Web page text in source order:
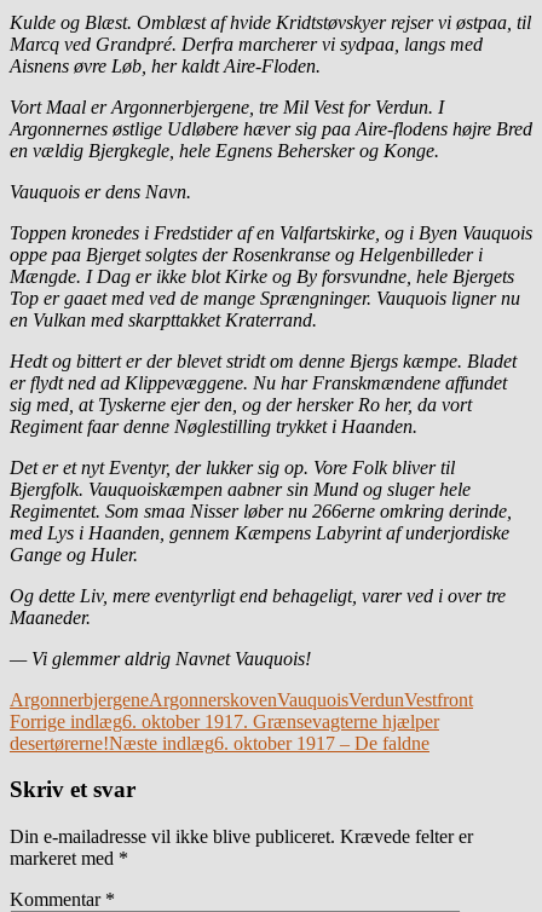
Kulde og Blæst. Omblæst af hvide Kridtstøvskyer rejser vi østpaa, til
Marcq ved Grandpré. Derfra marcherer vi sydpaa, langs med
Aisnens øvre Løb, her kaldt Aire-Floden.
Vort Maal er Argonnerbjergene, tre Mil Vest for Verdun. I
Argonnernes østlige Udløbere hæver sig paa Aire-flodens højre Bred
en vældig Bjergkegle, hele Egnens Behersker og Konge.
Vauquois er dens Navn.
Toppen kronedes i Fredstider af en Valfartskirke, og i Byen Vauquois
oppe paa Bjerget solgtes der Rosenkranse og Helgenbilleder i
Mængde. I Dag er ikke blot Kirke og By forsvundne, hele Bjergets
Top er gaaet med ved de mange Sprængninger. Vauquois ligner nu
en Vulkan med skarpttakket Kraterrand.
Hedt og bittert er der blevet stridt om denne Bjergs kæmpe. Bladet
er flydt ned ad Klippevæggene. Nu har Franskmændene affundet
sig med, at Tyskerne ejer den, og der hersker Ro her, da vort
Regiment faar denne Nøglestilling trykket i Haanden.
Det er et nyt Eventyr, der lukker sig op. Vore Folk bliver til
Bjergfolk. Vauquoiskæmpen aabner sin Mund og sluger hele
Regimentet. Som smaa Nisser løber nu 266erne omkring derinde,
med Lys i Haanden, gennem Kæmpens Labyrint af underjordiske
Gange og Huler.
Og dette Liv, mere eventyrligt end behageligt, varer ved i over tre
Maaneder.
— Vi glemmer aldrig Navnet Vauquois!
ArgonnerbjergeneArgonnerskovenVauquoisVerdunVestfront
Indlægsnavigation
Forrige indlæg6. oktober 1917. Grænsevagterne hjælper
desertørerne!Næste indlæg6. oktober 1917 – De faldne
Skriv et svar
Din e-mailadresse vil ikke blive publiceret. Krævede felter er
markeret med *
Kommentar *